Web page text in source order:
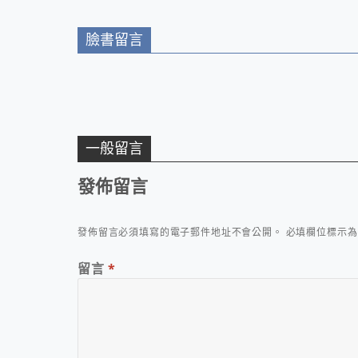
臉書留言
一般留言
發佈留言
發佈留言必須填寫的電子郵件地址不會公開。 必填欄位標示
留言 *